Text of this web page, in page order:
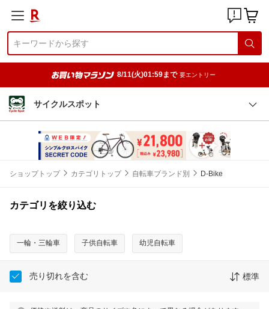
8/11(火)01:59まで 要エントリー
サイクルスポット
ショップトップ カテゴリトップ 自転車ブランド別 D-Bike
カテゴリを絞り込む
一輪・三輪車 子供自転車 幼児自転車
売り切れを含む 標準